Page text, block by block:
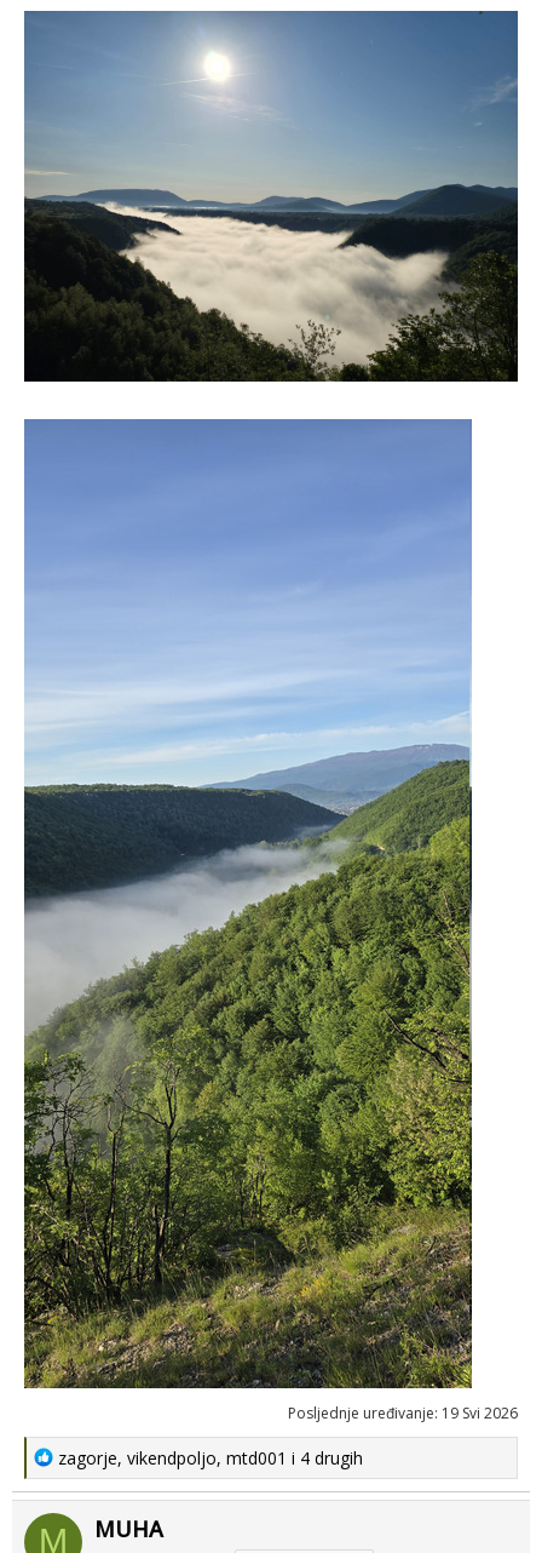
Posljednje uređivanje: 19 Svi 2026
R
e
a
c
zagorje, vikendpoljo, mtd001 i 4 drugih
M MUHA